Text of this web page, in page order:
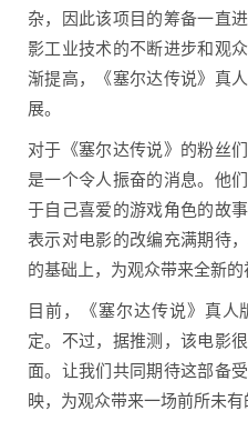
杂，因此该项目的筹备一直
影工业技术的不断进步和观
渐提高，《塞尔达传说》真
展。
对于《塞尔达传说》的粉丝
是一个令人振奋的消息。他
于自己喜爱的游戏角色的故
表示对电影的改编充满期待
的基础上，为观众带来全新的
目前，《塞尔达传说》真
定。不过，据推测，该电影
面。让我们共同期待这部备
映，为观众带来一场前所未有